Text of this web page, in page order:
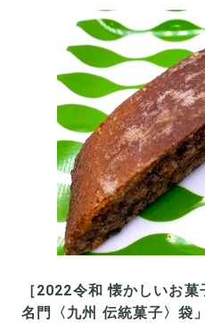
［2022令和 懐かしいお
名門〈九州 伝統菓子〉袋